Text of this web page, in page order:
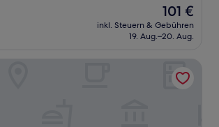
Der
Preis
beträgt
101 €
inkl. Steuern & Gebühren
19. Aug.–20. Aug.